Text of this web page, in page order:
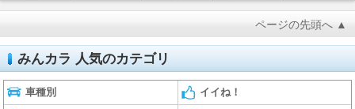
ページの先頭へ ▲
みんカラ 人気のカテゴリ
車種別 イイね！